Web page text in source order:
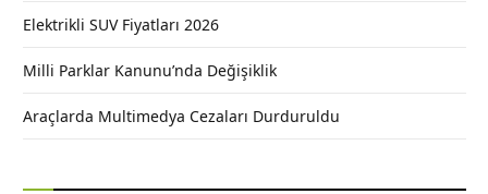
Elektrikli SUV Fiyatları 2026
Milli Parklar Kanunu’nda Değişiklik
Araçlarda Multimedya Cezaları Durduruldu